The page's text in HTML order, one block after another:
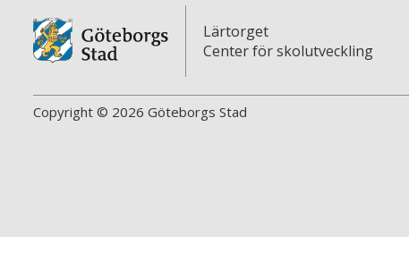
Lärtorget
Center för skolutveckling
Copyright © 2026 Göteborgs Stad